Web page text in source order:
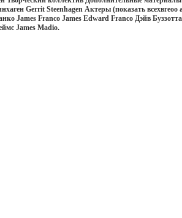
Gerrit Steenhagen Актеры (показать всехвгеоо
James Franco James Edward Franco Дэйв
James Madio.